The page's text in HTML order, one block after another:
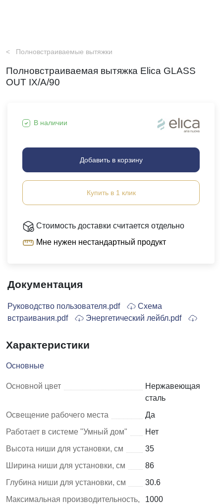
Полновстраиваемые вытяжки
Полновстраиваемая вытяжка Elica GLASS
OUT IX/A/90
Документация
Руководство пользователя.pdf
Схема
встраивания.pdf
Энергетический лейбл.pdf
В наличии
Добавить в корзину
Купить в 1 клик
Стоимость доставки считается отдельно
Мне нужен нестандартный продукт
Характеристики
Основные
Основной цвет
Нержавеющая
сталь
Освещение рабочего места
Да
Работает в системе "Умный дом"
Нет
Высота ниши для установки, см
35
Ширина ниши для установки, см
86
Глубина ниши для установки, см
30.6
Максимальная производительность,
1000